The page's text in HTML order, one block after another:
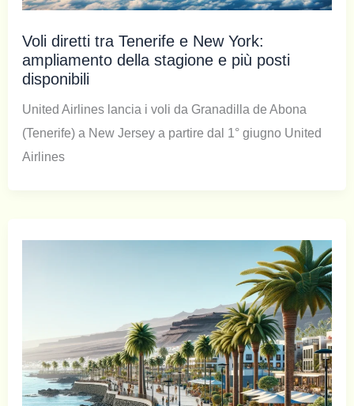
Voli diretti tra Tenerife e New York:
ampliamento della stagione e più posti
disponibili
United Airlines lancia i voli da Granadilla de Abona
(Tenerife) a New Jersey a partire dal 1° giugno United
Airlines